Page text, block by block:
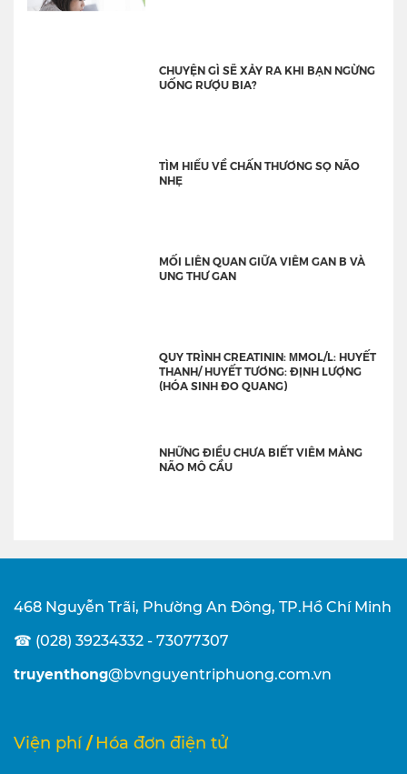
CHUYỆN GÌ SẼ XẢY RA KHI BẠN NGỪNG
UỐNG RƯỢU BIA?
TÌM HIỂU VỀ CHẤN THƯƠNG SỌ NÃO
NHẸ
MỐI LIÊN QUAN GIỮA VIÊM GAN B VÀ
UNG THƯ GAN
QUY TRÌNH CREATININ: ΜMOL/L: HUYẾT
THANH/ HUYẾT TƯƠNG: ĐỊNH LƯỢNG
(HÓA SINH ĐO QUANG)
NHỮNG ĐIỀU CHƯA BIẾT VIÊM MÀNG
NÃO MÔ CẦU
468 Nguyễn Trãi, Phường An Đông, TP.Hồ Chí Minh
☎ (028) 39234332 - 73077307
truyenthong@bvnguyentriphuong.com.vn
Viện phí / Hóa đơn điện tử